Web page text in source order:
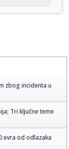
zbog incidenta u
Tri ključne teme
evra od odlazaka